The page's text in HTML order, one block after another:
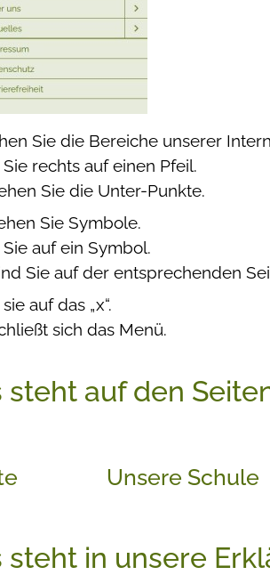
Sie die Bereiche unserer
rechts auf einen Pfeil.
Sie die Unter-Punkte.
Sie Symbole.
auf ein Symbol.
Sie auf der entsprechenden
auf das „x“.
sich das Menü.
steht auf den
Unsere Schule
steht in unsere